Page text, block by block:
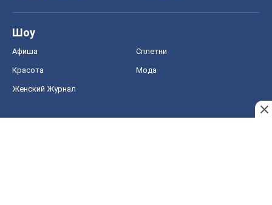
Шоу
Афиша Сплетни
Красота Мода
Женский Журнал